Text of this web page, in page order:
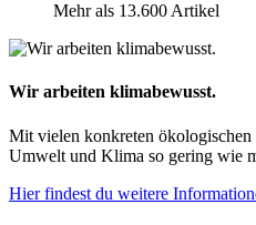
Mehr als 13.600 Artikel
Wir arbeiten klimabewusst.
Mit vielen konkreten
Umwelt und Klima so gering wie
Hier findest du weitere